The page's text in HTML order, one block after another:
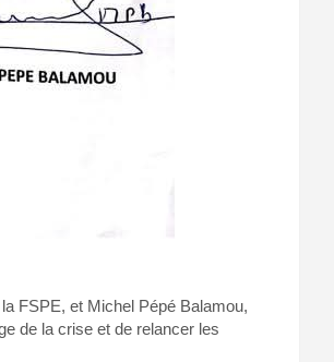
FSPE, et Michel Pépé Balamou,
de la crise et de relancer les